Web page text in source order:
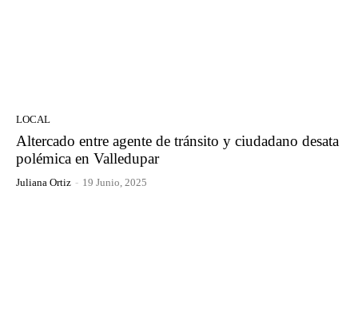
LOCAL
Altercado entre agente de tránsito y ciudadano desata
polémica en Valledupar
Juliana Ortiz - 19 Junio, 2025